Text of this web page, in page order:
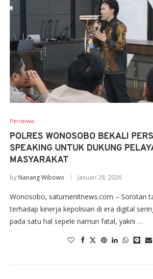
Peristiwa
POLRES WONOSOBO BEKALI
SPEAKING UNTUK DUKUNG
MASYARAKAT
by Nanang Wibowo Januari 28, 2026
Wonosobo, satumenitnews.com – Sorotan
terhadap kinerja kepolisian di era digital
pada satu hal sepele namun fatal, yakni …